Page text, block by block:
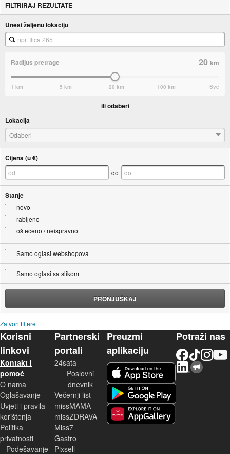
FILTRIRAJ REZULTATE
Unesi željenu lokaciju
Radijus pretrage 20km
1 km 5 km 20 km 100 km Sve
ili odaberi
Lokacija
Odaberi
Cijena (u €)
do
Stanje
novo
rabljeno
oštećeno / neispravno
Samo oglasi webshopova
Samo oglasi sa slikom
PRONJUŠKAJ
Zatvori filtere
Korisni
linkovi
Kontakt i
pomoć
O nama
Oglašavanje
Uvjeti i pravila
korištenja
Politika
privatnosti
Podešavanje
Partnerski
portali
24sata
Poslovni
dnevnik
Večernji list
missMAMA
missZDRAVA
Miss7
Gastro
Pixsell
Preuzmi
aplikaciju
Potraži nas